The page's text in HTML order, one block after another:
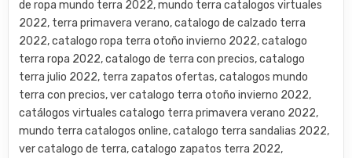
de ropa mundo terra 2022, mundo terra catalogos virtuales
2022, terra primavera verano, catalogo de calzado terra
2022, catalogo ropa terra otoño invierno 2022, catalogo
terra ropa 2022, catalogo de terra con precios, catalogo
terra julio 2022, terra zapatos ofertas, catalogos mundo
terra con precios, ver catalogo terra otoño invierno 2022,
catálogos virtuales catalogo terra primavera verano 2022,
mundo terra catalogos online, catalogo terra sandalias 2022,
ver catalogo de terra, catalogo zapatos terra 2022,